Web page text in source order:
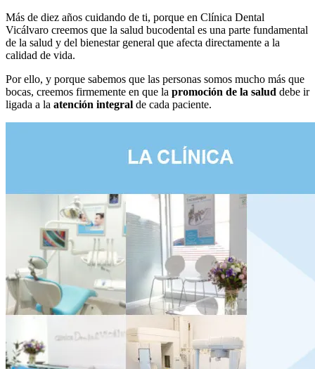
Más de diez años cuidando de ti, porque en Clínica Dental
Vicálvaro creemos que la salud bucodental es una parte fundamental
de la salud y del bienestar general que afecta directamente a la
calidad de vida.
Por ello, y porque sabemos que las personas somos mucho más que
bocas, creemos firmemente en que la promoción de la salud debe ir
ligada a la atención integral de cada paciente.